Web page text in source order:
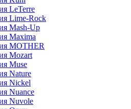
LeTerre
Lime-Rock
Mash-Up
Maxima
MOTHER
Mozart
Muse
Nature
Nickel
Nuance
Nuvole